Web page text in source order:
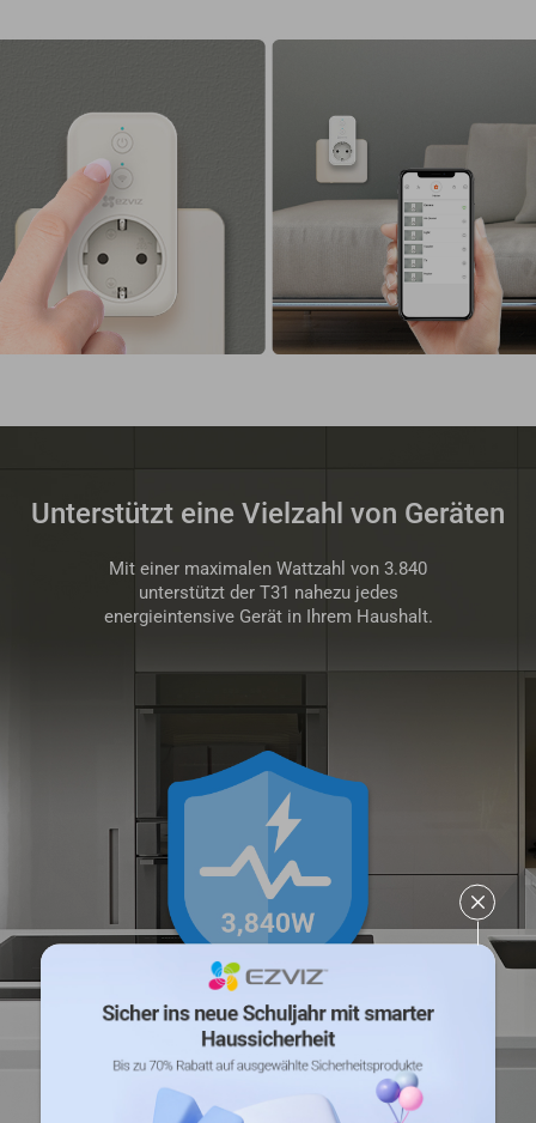
Unterstützt eine Vielzahl von Geräten
Mit einer maximalen Wattzahl von 3.840
unterstützt der T31 nahezu jedes
energieintensive Gerät in Ihrem Haushalt.